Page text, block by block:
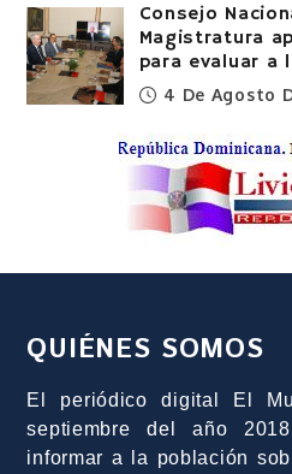
Consejo
Magistratura
para evaluar a
4 De Agosto
QUIÉNES SOMOS
El periódico digital El
septiembre del año
informar a la población